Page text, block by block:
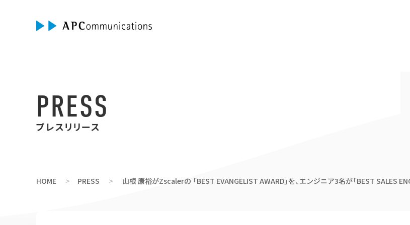
PRESS
プレスリリース
HOME PRESS 山根 康裕がZscalerの 「BEST EVANGELIST AWARD」を、エンジニア3名が「BEST SALES